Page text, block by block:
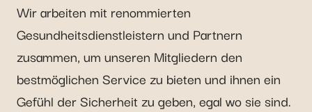
Wir arbeiten mit renommierten
Gesundheitsdienstleistern und Partnern
zusammen, um unseren Mitgliedern den
bestmöglichen Service zu bieten und ihnen ein
Gefühl der Sicherheit zu geben, egal wo sie sind.